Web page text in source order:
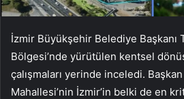
İzmir Büyükşehir Belediye Başkanı
Bölgesi’nde yürütülen kentsel
çalışmaları yerinde inceledi.
Mahallesi’nin İzmir’in belki de en